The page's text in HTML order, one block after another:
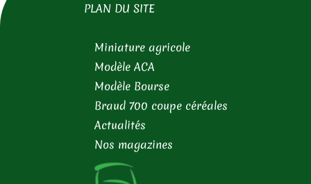
PLAN DU SITE
Miniature agricole
Modèle ACA
Modèle Bourse
Braud 700 coupe céréales
Actualités
Nos magazines